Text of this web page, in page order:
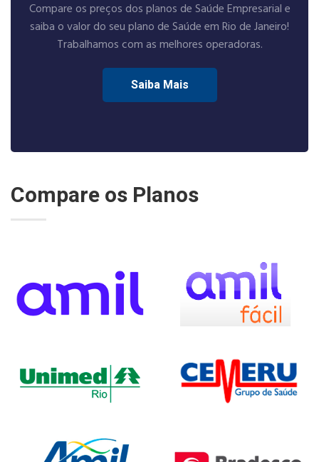
Compare os preços dos planos de Saúde Empresarial e
saiba o valor do seu plano de Saúde em Rio de Janeiro!
Trabalhamos com as melhores operadoras.
Saiba Mais
Compare os Planos